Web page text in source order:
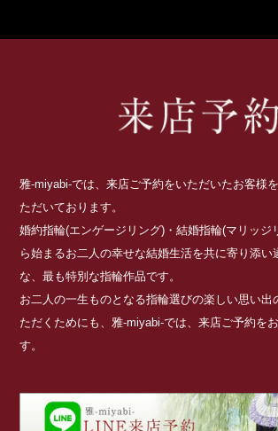
雅-miyabi-では、来店ご予約をいただいたお客様
ただいております。
婚約指輪(エンゲージリング)・結婚指輪(マリッジ
ら始まるお二人の幸せな結婚生活を共に寄り添い
な、最も特別な指輪作品です。
お二人の一生ものとなる指輪選びの楽しい思い出
ただくためにも、雅-miyabi-では、来店ご予約を
す。